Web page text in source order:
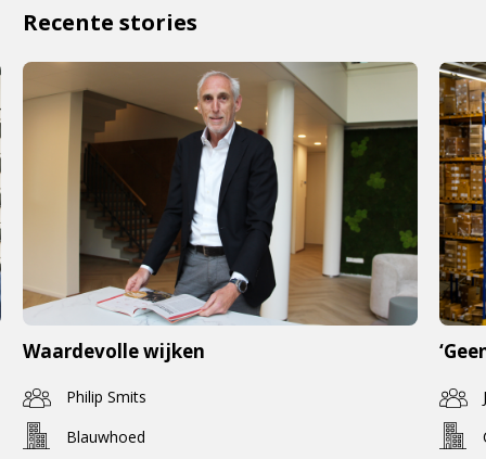
Recente stories
Waardevolle wijken
Philip Smits
Blauwhoed